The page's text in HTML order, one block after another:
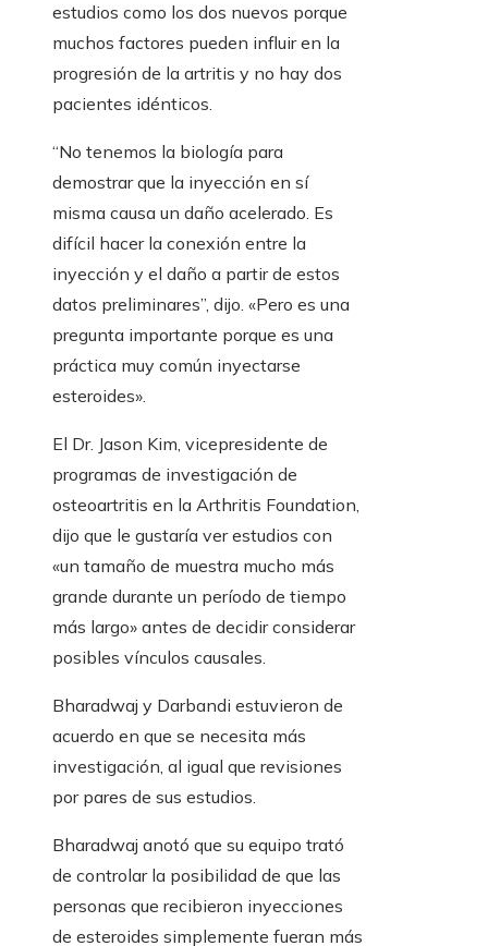
estudios como los dos nuevos porque
muchos factores pueden influir en la
progresión de la artritis y no hay dos
pacientes idénticos.
“No tenemos la biología para
demostrar que la inyección en sí
misma causa un daño acelerado. Es
difícil hacer la conexión entre la
inyección y el daño a partir de estos
datos preliminares”, dijo. «Pero es una
pregunta importante porque es una
práctica muy común inyectarse
esteroides».
El Dr. Jason Kim, vicepresidente de
programas de investigación de
osteoartritis en la Arthritis Foundation,
dijo que le gustaría ver estudios con
«un tamaño de muestra mucho más
grande durante un período de tiempo
más largo» antes de decidir considerar
posibles vínculos causales.
Bharadwaj y Darbandi estuvieron de
acuerdo en que se necesita más
investigación, al igual que revisiones
por pares de sus estudios.
Bharadwaj anotó que su equipo trató
de controlar la posibilidad de que las
personas que recibieron inyecciones
de esteroides simplemente fueran más